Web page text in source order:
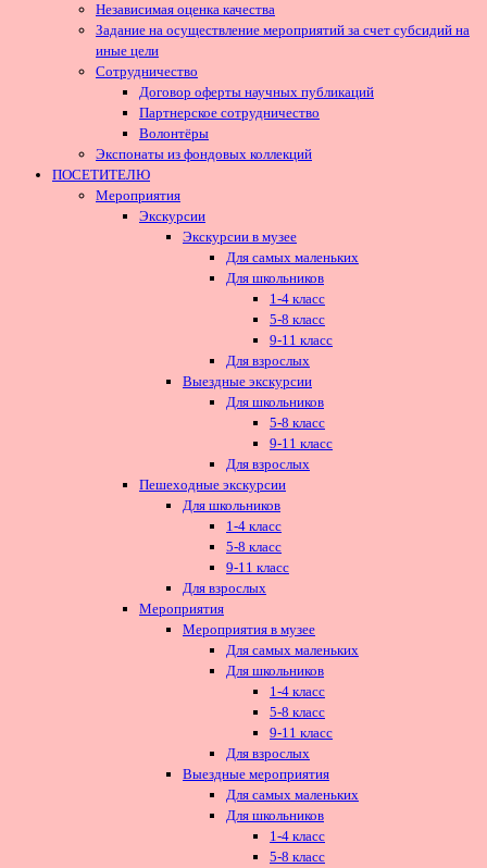
Независимая оценка качества
Задание на осуществление мероприятий за счет субсидий на
иные цели
Сотрудничество
Договор оферты научных публикаций
Партнерское сотрудничество
Волонтёры
Экспонаты из фондовых коллекций
ПОСЕТИТЕЛЮ
Мероприятия
Экскурсии
Экскурсии в музее
Для самых маленьких
Для школьников
1-4 класс
5-8 класс
9-11 класс
Для взрослых
Выездные экскурсии
Для школьников
5-8 класс
9-11 класс
Для взрослых
Пешеходные экскурсии
Для школьников
1-4 класс
5-8 класс
9-11 класс
Для взрослых
Мероприятия
Мероприятия в музее
Для самых маленьких
Для школьников
1-4 класс
5-8 класс
9-11 класс
Для взрослых
Выездные мероприятия
Для самых маленьких
Для школьников
1-4 класс
5-8 класс